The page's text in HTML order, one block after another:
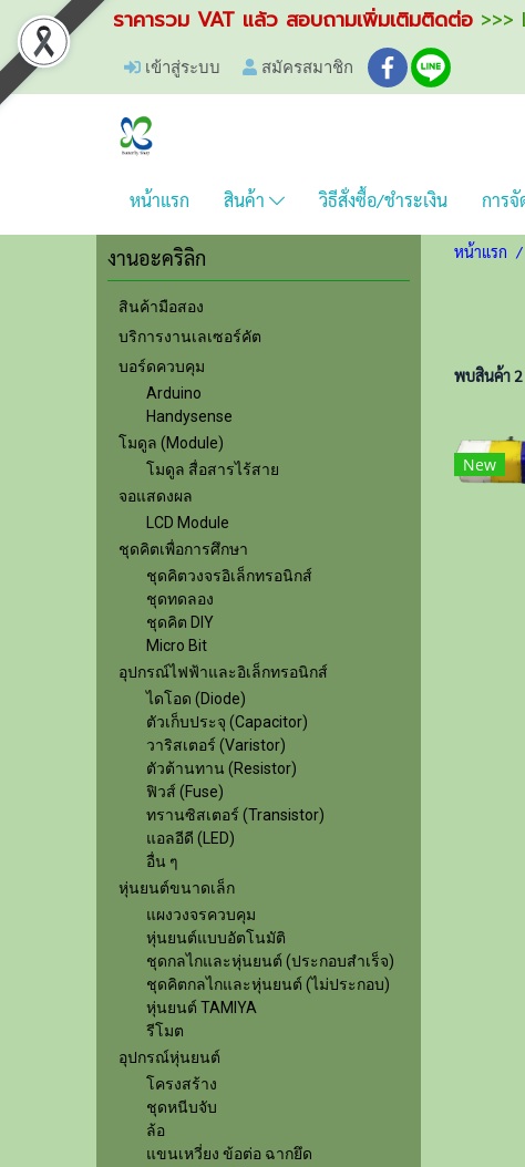
ราคารวม VAT แล้ว สอบถามเพิ่มเติมติดต่อ >>>
เข้าสู่ระบบ สมัครสมาชิก
หน้าแรก สินค้า วิธีสั่งซื้อ/ชำระเงิน การจั
หน้าแรก
พบสินค้า
New
งานอะคริลิก
สินค้ามือสอง
บริการงานเลเซอร์คัต
บอร์ดควบคุม
Arduino
Handysense
โมดูล (Module)
โมดูล สื่อสารไร้สาย
จอแสดงผล
LCD Module
ชุดคิตเพื่อการศึกษา
ชุดคิตวงจรอิเล็กทรอนิกส์
ชุดทดลอง
ชุดคิต DIY
Micro Bit
อุปกรณ์ไฟฟ้าและอิเล็กทรอนิกส์
ไดโอด (Diode)
ตัวเก็บประจุ (Capacitor)
วาริสเตอร์ (Varistor)
ตัวต้านทาน (Resistor)
ฟิวส์ (Fuse)
ทรานซิสเตอร์ (Transistor)
แอลอีดี (LED)
อื่น ๆ
หุ่นยนต์ขนาดเล็ก
แผงวงจรควบคุม
หุ่นยนต์แบบอัตโนมัติ
ชุดกลไกและหุ่นยนต์ (ประกอบสำเร็จ)
ชุดคิตกลไกและหุ่นยนต์ (ไม่ประกอบ)
หุ่นยนต์ TAMIYA
รีโมต
อุปกรณ์หุ่นยนต์
โครงสร้าง
ชุดหนีบจับ
ล้อ
แขนเหวี่ยง ข้อต่อ ฉากยึด